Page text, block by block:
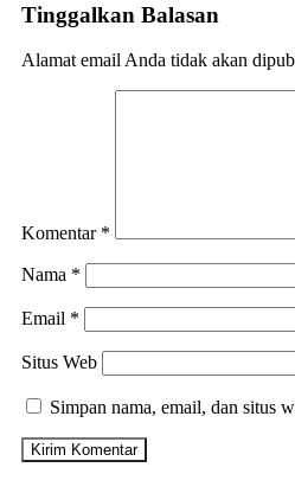
Tinggalkan Balasan
Alamat email Anda tidak akan
Komentar *
Nama *
Email *
Situs Web
Simpan nama, email, dan situs